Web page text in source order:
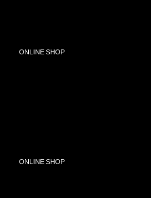
ONLINE SHOP
ONLINE SHOP